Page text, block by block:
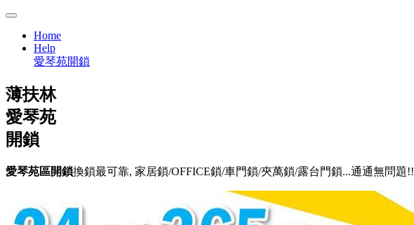
Home
Help
愛琴苑開鎖
薄扶林
愛琴苑
開鎖
愛琴苑區開鎖換鎖最可靠, 家居鎖/OFFICE鎖/車門鎖/夾萬鎖/露台門鎖...通通無問題!!